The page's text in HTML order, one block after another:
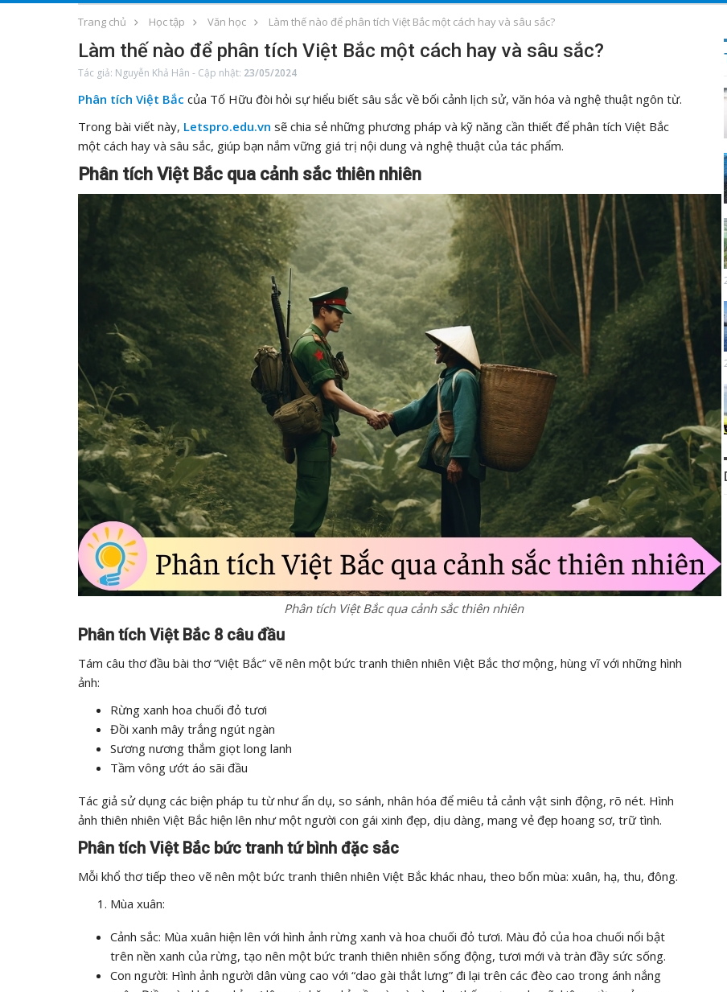
Trang chủ Học tập Văn học Làm thế nào để phân tích Việt Bắc một cách hay và sâu sắc?
Làm thế nào để phân tích Việt Bắc một cách hay và sâu sắc?
Tác giả: Nguyễn Khả Hân - Cập nhật: 23/05/2024
Phân tích Việt Bắc của Tố Hữu đòi hỏi sự hiểu biết sâu sắc về bối cảnh lịch sử, văn hóa và nghệ thuật ngôn từ.
Trong bài viết này, Letspro.edu.vn sẽ chia sẻ những phương pháp và kỹ năng cần thiết để phân tích Việt Bắc
một cách hay và sâu sắc, giúp bạn nắm vững giá trị nội dung và nghệ thuật của tác phẩm.
Phân tích Việt Bắc qua cảnh sắc thiên nhiên
Phân tích Việt Bắc qua cảnh sắc thiên nhiên
Phân tích Việt Bắc 8 câu đầu
Tám câu thơ đầu bài thơ “Việt Bắc” vẽ nên một bức tranh thiên nhiên Việt Bắc thơ mộng, hùng vĩ với những hình
ảnh:
Rừng xanh hoa chuối đỏ tươi
Đồi xanh mây trắng ngút ngàn
Sương nương thắm giọt long lanh
Tầm vông ướt áo sãi đầu
Tác giả sử dụng các biện pháp tu từ như ẩn dụ, so sánh, nhân hóa để miêu tả cảnh vật sinh động, rõ nét. Hình
ảnh thiên nhiên Việt Bắc hiện lên như một người con gái xinh đẹp, dịu dàng, mang vẻ đẹp hoang sơ, trữ tình.
Phân tích Việt Bắc bức tranh tứ bình đặc sắc
Mỗi khổ thơ tiếp theo vẽ nên một bức tranh thiên nhiên Việt Bắc khác nhau, theo bốn mùa: xuân, hạ, thu, đông.
Mùa xuân:
Cảnh sắc: Mùa xuân hiện lên với hình ảnh rừng xanh và hoa chuối đỏ tươi. Màu đỏ của hoa chuối nổi bật
trên nền xanh của rừng, tạo nên một bức tranh thiên nhiên sống động, tươi mới và tràn đầy sức sống.
Con người: Hình ảnh người dân vùng cao với “dao gài thắt lưng” đi lại trên các đèo cao trong ánh nắng